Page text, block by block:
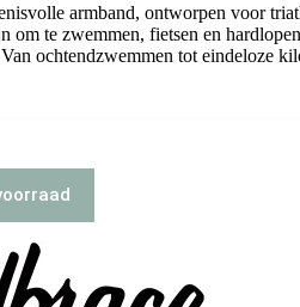
armband, ontworpen voor
om te zwemmen, fietsen en
ochtendzwemmen tot eindeloze